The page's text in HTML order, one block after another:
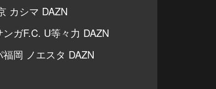
カシマ DAZN
ガF.C. U等々力 DAZN
岡 ノエスタ DAZN